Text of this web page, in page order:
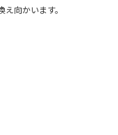
向かいます。